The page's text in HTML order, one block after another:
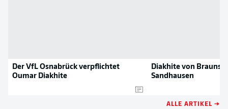
Der VfL Osnabrück verpflichtet
Oumar Diakhite
Diakhite von
Sandhausen
ALLE ARTIKEL →